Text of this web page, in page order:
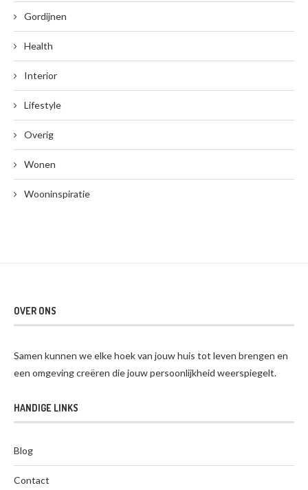
Gordijnen
Health
Interior
Lifestyle
Overig
Wonen
Wooninspiratie
OVER ONS
Samen kunnen we elke hoek van jouw huis tot leven brengen en
een omgeving creëren die jouw persoonlijkheid weerspiegelt.
HANDIGE LINKS
Blog
Contact